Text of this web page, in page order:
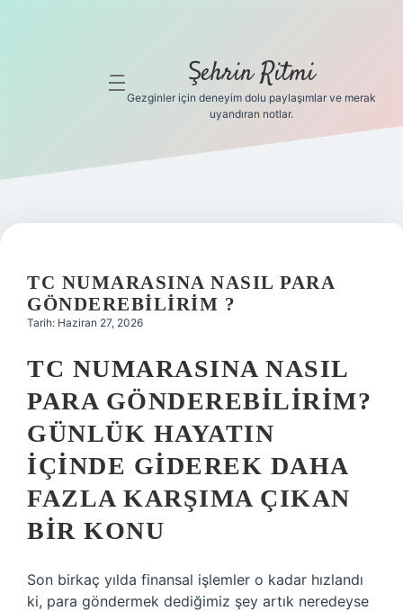
Gizlilik
Hakkımızda
Hakkımızda
menüyü
Şehrin Ritmi
Gezginler için deneyim dolu paylaşımlar ve merak
uyandıran notlar.
TC NUMARASINA NASIL PARA
GÖNDEREBILIRIM ?
Tarih: Haziran 27, 2026
TC NUMARASINA NASIL
PARA GÖNDEREBILIRIM?
GÜNLÜK HAYATIN
IÇINDE GIDEREK DAHA
FAZLA KARŞIMA ÇIKAN
BIR KONU
Son birkaç yılda finansal işlemler o kadar hızlandı
ki, para göndermek dediğimiz şey artık neredeyse